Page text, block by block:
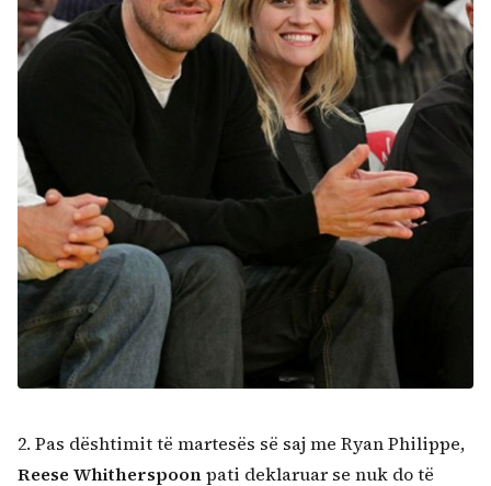
2. Pas dështimit të martesës së saj me Ryan Philippe,
Reese Whitherspoonpati deklaruar se nuk do të